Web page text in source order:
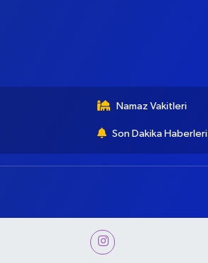
Namaz Vakitleri
Son Dakika Haberleri